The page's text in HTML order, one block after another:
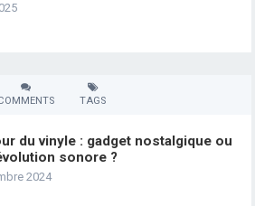
TAGS
du vinyle : gadget nostalgique ou
sonore ?
2024